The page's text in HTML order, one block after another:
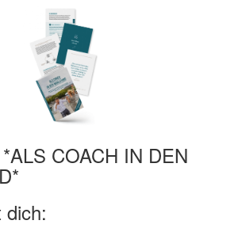
COACH IN DEN